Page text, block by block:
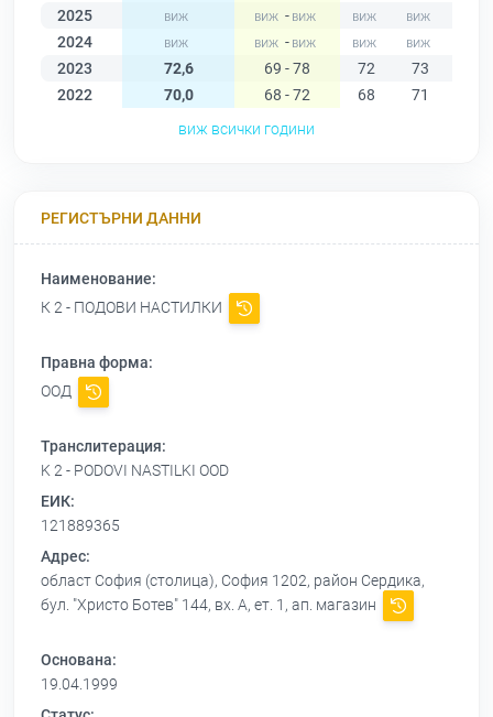
2025
-
2024
-
2023
72,6 69 - 78 72 73
2022
70,0 68 - 72 68 71
виж всички години
РЕГИСТЪРНИ ДАННИ
Наименование:
К 2 - ПОДОВИ НАСТИЛКИ
Правна форма:
ООД
Транслитерация:
K 2 - PODOVI NASTILKI OOD
ЕИК:
121889365
Адрес:
област София (столица), София 1202, район Сердика,
бул. "Христо Ботев" 144, вх. А, ет. 1, ап. магазин
Основана:
19.04.1999